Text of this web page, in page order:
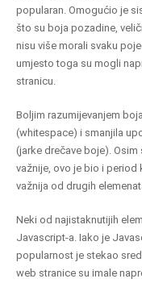
popularan. Omogućio je
što su boja pozadine,
nisu više morali svaku
umjesto toga su mogli
stranicu.
Boljim razumijevanjem
(whitespace) i smanjila
(jarke drečave boje).
važnije, ovo je bio i
važnija od drugih
Neki od najistaknutijih
Javascript-a. Iako je
popularnost je stekao
web stranice su imale